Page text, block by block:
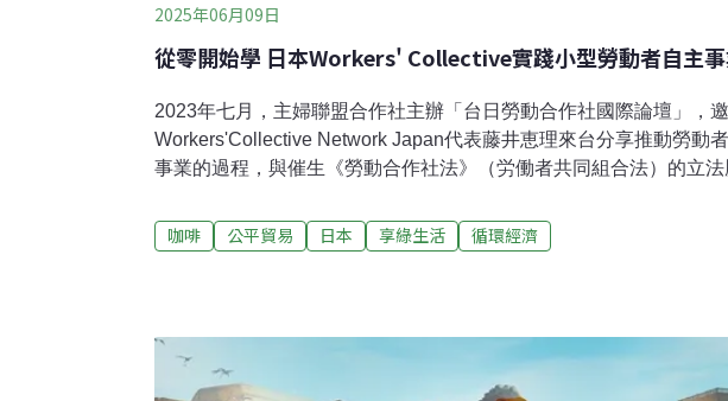
2025年06月09日
從零開始學 日本Workers' Collective實踐小型勞動者自主
2023年七月，主婦聯盟合作社主辦「台日勞動合作社國際論壇」，
Workers'Collective Network Japan代表藤井恵理來台分享推動勞動
事業的過程，與催生《勞動合作社法》（労働者共同組合法）的立法
活俱樂部生活協同組合為何與如何開始推展小型勞動者自主事業。
2月，走訪大阪之餘，有幸採訪「豆福咖啡工房」，這是生活俱樂部
Workers' Co llective 為營運模式的古往今來。從大阪市中心出發，
阪本線，再轉乘公車，經過一個多小時，終於抵達此行目的地「豆福
工房」（珈琲工房まめ福，簡稱「豆福」，Mamefuku）。「生活俱
咖啡 公平貿易 日本 享綠生活 循環經濟